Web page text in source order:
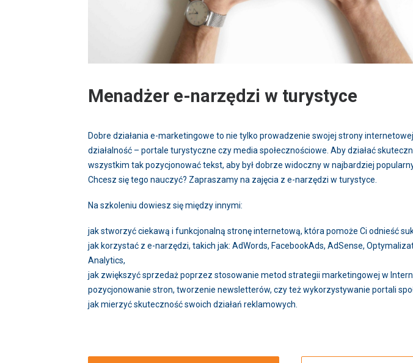
Menadżer e-narzędzi w turystyce
Dobre działania e-marketingowe to nie tylko prowadzenie swojej strony
działalność – portale turystyczne czy media społecznościowe. Aby działać
wszystkim tak pozycjonować tekst, aby był dobrze widoczny w najbardziej
Chcesz się tego nauczyć? Zapraszamy na zajęcia z e-narzędzi w turystyce.
Na szkoleniu dowiesz się między innymi:
jak stworzyć ciekawą i funkcjonalną stronę internetową, która pomoże Ci odnieść
jak korzystać z e-narzędzi, takich jak: AdWords, FacebookAds, AdSense,
Analytics,
jak zwiększyć sprzedaż poprzez stosowanie metod strategii marketingowej w
pozycjonowanie stron, tworzenie newsletterów, czy też wykorzystywanie portali
jak mierzyć skuteczność swoich działań reklamowych.